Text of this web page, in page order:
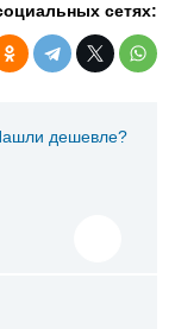
сетях:
дешевле?